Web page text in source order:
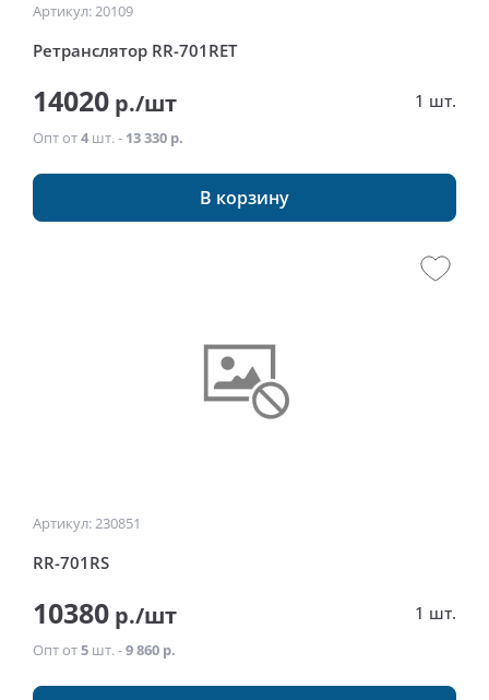
Артикул: 20109
Ретранслятор RR-701RET
14020 р./шт 1 шт.
Опт от4 шт. - 13 330 р.
В корзину
Артикул: 230851
RR-701RS
10380 р./шт 1 шт.
Опт от5 шт. -9 860 р.